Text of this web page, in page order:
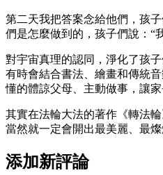
第二天我把答案念給他們，孩
們是怎麼做到的，孩子們說：“
對宇宙真理的認同，淨化了孩
有時會結合書法、繪畫和傳統
懂的體諒父母、主動做事，讓家
其實在法輪大法的著作《轉法
當然就一定會開出最美麗、最燦
添加新評論